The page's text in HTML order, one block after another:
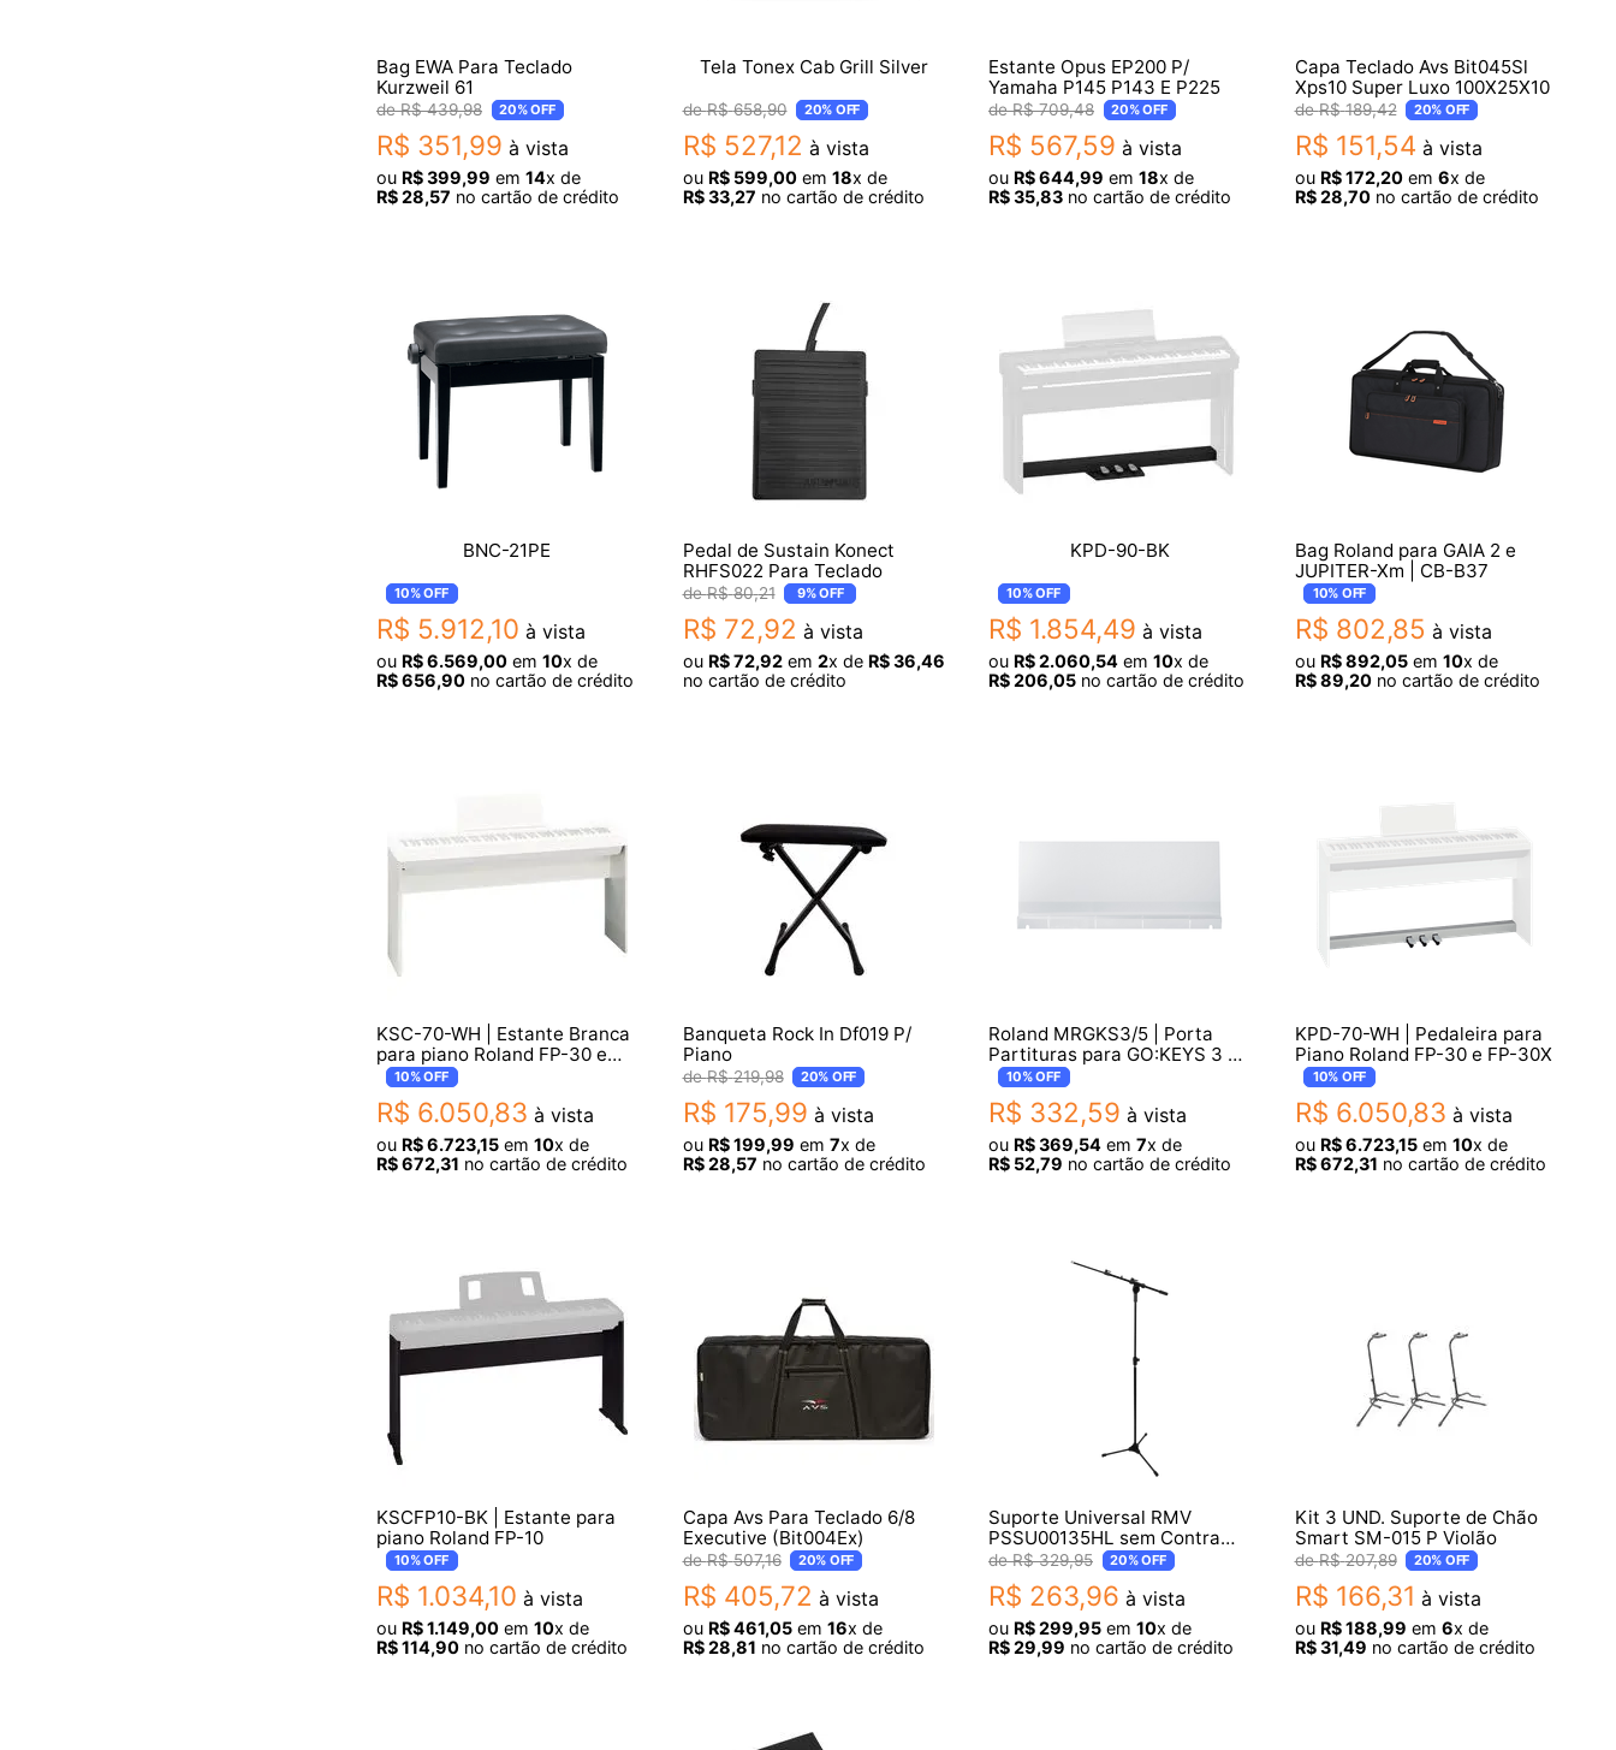
Bag EWA Para Teclado
Kurzweil 61
R$ 439,98 20%OFF
R$ 351,99 à vista
ou R$399,99 em 14x de
R$28,57 no cartão de crédito
Tela Tonex Cab Grill Silver
R$ 658,90 20% OFF
R$ 527,12 à vista
ou R$ 599,00em 18x de
R$ 33,27 no cartão de crédito
Estante Opus EP200 P/
Yamaha P145 P143 E P225
R$ 709,48 20%OFF
R$ 567,59 à vista
ou R$644,99 em 18x de
R$35,83 no cartão de crédito
Capa Teclado Avs Bit045Sl
Xps10 Super Luxo 100X25X10
R$ 189,42 20% OFF
R$ 151,54 à vista
ou R$ 172,20em 6x de
R$ 28,70no cartão de crédito
BNC-21PE
10%OFF
R$ 5.912,10 à vista
ou R$6.569,00 em 10x de
R$656,90 no cartão de crédito
Pedal de Sustain Konect
RHFS022 Para Teclado
R$ 80,21 9%OFF
R$ 72,92 à vista
ou R$ 72,92em 2x de R$ 36,46
no cartão de crédito
KPD-90-BK
10%OFF
R$ 1.854,49 à vista
ou R$2.060,54 em 10x de
R$206,05 no cartão de crédito
Bag Roland para GAIA 2 e
JUPITER-Xm | CB-B37
10% OFF
R$ 802,85 à vista
ou R$ 892,05em 10x de
R$ 89,20no cartão de crédito
KSC-70-WH | Estante Branca
para piano Roland FP-30 e
FP-30X
10%OFF
R$ 6.050,83 à vista
ou R$6.723,15 em 10x de
R$672,31 no cartão de crédito
Banqueta Rock In Df019 P/
Piano
R$ 219,98 20% OFF
R$ 175,99 à vista
ou R$ 199,99 em 7x de
R$ 28,57 no cartão de crédito
Roland MRGKS3/5 | Porta
Partituras para GO:KEYS 3 e
GO:KEYS 5
10%OFF
R$ 332,59 à vista
ou R$369,54 em 7x de
R$ 52,79 no cartão de crédito
KPD-70-WH | Pedaleira para
Piano Roland FP-30 e FP-30X
10% OFF
R$ 6.050,83 à vista
ou R$ 6.723,15em 10x de
R$ 672,31 no cartão de crédito
KSCFP10-BK | Estante para
piano Roland FP-10
10%OFF
R$ 1.034,10 à vista
ou R$1.149,00 em 10x de
R$114,90 no cartão de crédito
Capa Avs Para Teclado 6/8
Executive (Bit004Ex)
R$ 507,16 20% OFF
R$ 405,72 à vista
ou R$ 461,05em 16x de
R$ 28,81 no cartão de crédito
Suporte Universal RMV
PSSU00135HL sem Contra
Peso
R$ 329,95 20%OFF
R$ 263,96 à vista
ou R$299,95 em 10x de
R$29,99 no cartão de crédito
Kit 3 UND. Suporte de Chão
Smart SM-015 P Violão
R$ 207,89 20% OFF
R$ 166,31 à vista
ou R$ 188,99 em 6x de
R$ 31,49 no cartão de crédito